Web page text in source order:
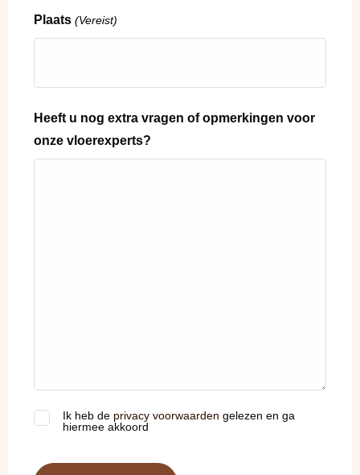
Plaats (Vereist)
Heeft u nog extra vragen of opmerkingen voor
onze vloerexperts?
(Vereist)Ik heb de privacy voorwaarden gelezen en ga
hiermee akkoord